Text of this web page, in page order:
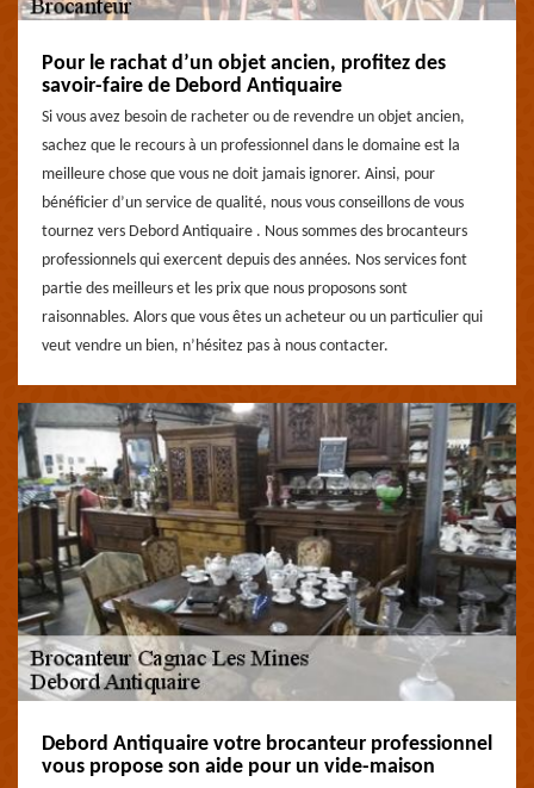
Pour le rachat d’un objet ancien, profitez des
savoir-faire de Debord Antiquaire
Si vous avez besoin de racheter ou de revendre un objet ancien,
sachez que le recours à un professionnel dans le domaine est la
meilleure chose que vous ne doit jamais ignorer. Ainsi, pour
bénéficier d’un service de qualité, nous vous conseillons de vous
tournez vers Debord Antiquaire . Nous sommes des brocanteurs
professionnels qui exercent depuis des années. Nos services font
partie des meilleurs et les prix que nous proposons sont
raisonnables. Alors que vous êtes un acheteur ou un particulier qui
veut vendre un bien, n’hésitez pas à nous contacter.
Debord Antiquaire votre brocanteur professionnel
vous propose son aide pour un vide-maison